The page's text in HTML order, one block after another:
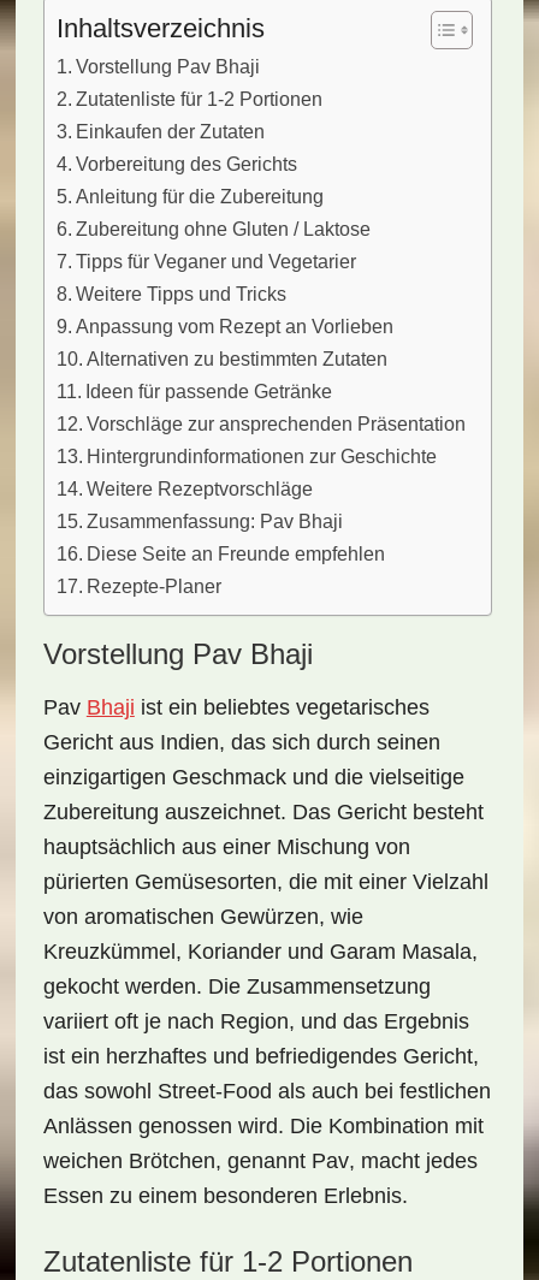
Inhaltsverzeichnis
Vorstellung Pav Bhaji
Zutatenliste für 1-2 Portionen
Einkaufen der Zutaten
Vorbereitung des Gerichts
Anleitung für die Zubereitung
Zubereitung ohne Gluten / Laktose
Tipps für Veganer und Vegetarier
Weitere Tipps und Tricks
Anpassung vom Rezept an Vorlieben
Alternativen zu bestimmten Zutaten
Ideen für passende Getränke
Vorschläge zur ansprechenden Präsentation
Hintergrundinformationen zur Geschichte
Weitere Rezeptvorschläge
Zusammenfassung: Pav Bhaji
Diese Seite an Freunde empfehlen
Rezepte-Planer
Vorstellung Pav Bhaji
Pav Bhaji ist ein beliebtes vegetarisches
Gerichtaus Indien, das sich durch seinen
einzigartigen Geschmack und die vielseitige
Zubereitung auszeichnet. Das Gericht besteht
hauptsächlich aus einer Mischung von
pürierten Gemüsesorten, die mit einer Vielzahl
von aromatischen Gewürzen, wie
Kreuzkümmel , Korianderund Garam Masala,
gekocht werden. Die Zusammensetzung
variiert oft je nach Region, und das Ergebnis
ist ein herzhaftes und befriedigendes Gericht,
das sowohl Street-Food als auch bei festlichen
Anlässen genossen wird. Die Kombination mit
weichen Brötchen, genannt Pav, macht jedes
Essen zu einem besonderen Erlebnis.
Zutatenliste für 1-2 Portionen